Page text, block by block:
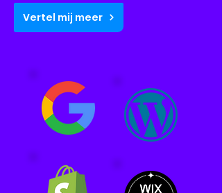
Vertel mij meer